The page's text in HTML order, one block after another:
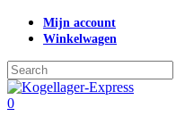
Skip
content
Mijn account
Winkelwagen
Close
Search
search
0